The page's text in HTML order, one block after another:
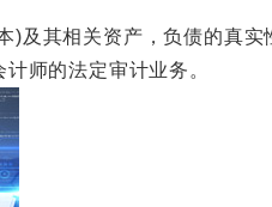
其相关资产，负债的真实
师的法定审计业务。